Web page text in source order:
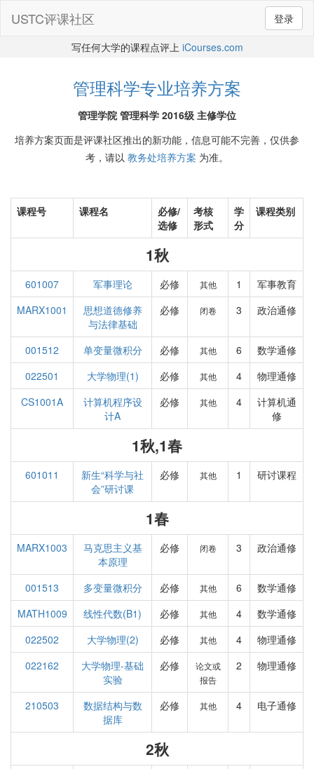
登录
USTC评课社区
写任何大学的课程点评上 iCourses.com
管理科学专业培养方案
管理学院 管理科学 2016级 主修学位
培养方案页面是评课社区推出的新功能，信息可能不完善，仅供参
考，请以 教务处培养方案 为准。
课程号 课程名
必修/
选修
考核
形式
学
分
课程类别
1秋
601007 军事理论 必修 其他 1
军事教育
MARX1001
思想道德修养
与法律基础
必修 闭卷 3 政治通修
001512 单变量微积分 必修 其他 6
数学通修
022501
大学物理(1) 必修 其他 4
物理通修
CS1001A
计算机程序设
计A
必修 其他 4
计算机通
修
1秋,1春
601011
新生“科学与社
会”研讨课
必修 其他 1 研讨课程
1春
MARX1003
马克思主义基
本原理
必修 闭卷 3 政治通修
001513 多变量微积分 必修 其他 6
数学通修
MATH1009
线性代数(B1) 必修 其他 4
数学通修
022502
大学物理(2) 必修 其他 4
物理通修
022162
大学物理-基础
实验
必修
论文或
报告
2 物理通修
210503
数据结构与数
据库
必修 其他 4 电子通修
2秋